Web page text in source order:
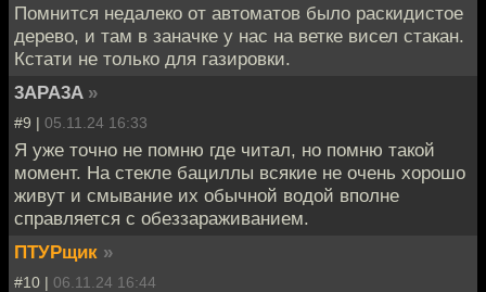
Помнится недалеко от автоматов было раскидистое
дерево, и там в заначке у нас на ветке висел стакан.
Кстати не только для газировки.
3APA3A »
#9 | 05.11.24 16:33
Я уже точно не помню где читал, но помню такой
момент. На стекле бациллы всякие не очень хорошо
живут и смывание их обычной водой вполне
справляется с обеззараживанием.
ПТУРщик »
#10 | 06.11.24 16:44